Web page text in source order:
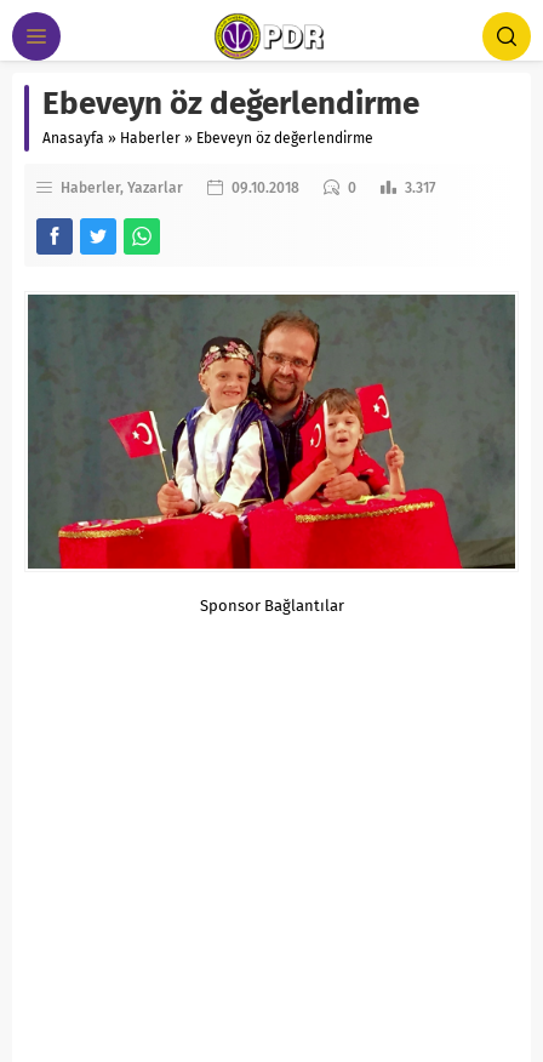
Ebeveyn öz değerlendirme
Anasayfa » Haberler » Ebeveyn öz değerlendirme
Haberler Yazarlar 09.10.2018 0 3.317
Sponsor Bağlantılar